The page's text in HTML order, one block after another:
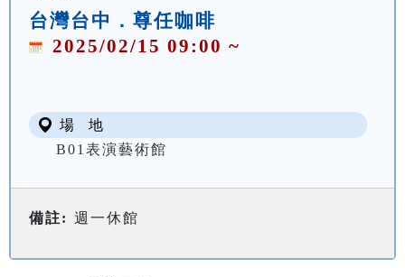
台灣台中．尊任咖啡
2025/02/15 09:00 ~
場 地
B01表演藝術館
備註: 週一休館